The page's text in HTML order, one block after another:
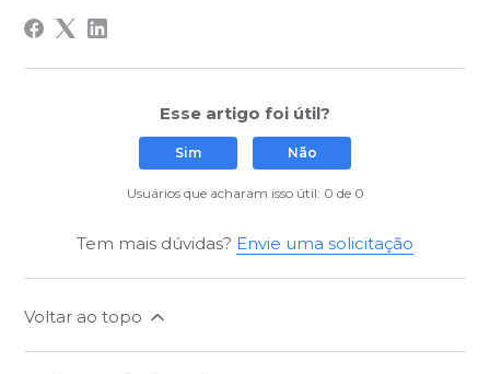
Esse artigo foi útil?
Sim Não
Usuários que acharam isso útil: 0 de 0
Tem mais dúvidas? Envie uma solicitação
Voltar ao topo